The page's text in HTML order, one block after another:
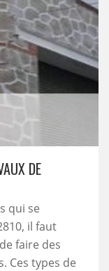
DE
qui se
il faut
faire des
Ces types de